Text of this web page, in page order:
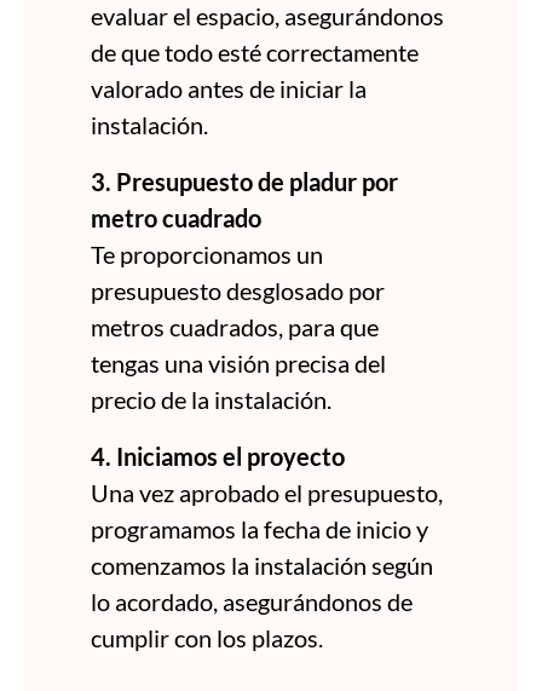
evaluar el espacio, asegurándonos
de que todo esté correctamente
valorado antes de iniciar la
instalación.
3. Presupuesto de pladur por
metro cuadrado
Te proporcionamos un
presupuesto desglosado por
metros cuadrados, para que
tengas una visión precisa del
precio de la instalación.
4. Iniciamos el proyecto
Una vez aprobado el presupuesto,
programamos la fecha de inicio y
comenzamos la instalación según
lo acordado, asegurándonos de
cumplir con los plazos.